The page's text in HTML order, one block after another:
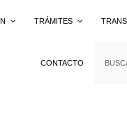
TRÁMITES
CONTACTO